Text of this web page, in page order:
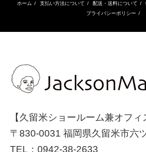
ホーム / 支払い方法について / 配送・送料について /
プライバシーポリシー /
【久留米ショールーム兼オフィ
〒830-0031 福岡県久留米市六
TEL： 0942-38-2633